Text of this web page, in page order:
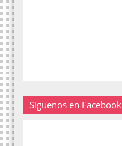
Siguenos en Facebook